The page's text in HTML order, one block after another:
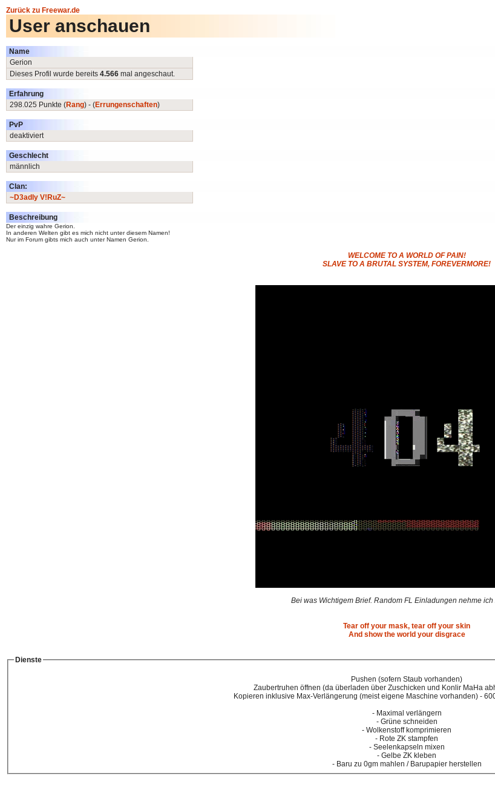
Zurück zu Freewar.de
User anschauen
Name
Gerion
Dieses Profil wurde bereits 4.566 mal angeschaut.
Erfahrung
298.025 Punkte (Rang) - (Errungenschaften)
PvP
deaktiviert
Geschlecht
männlich
Clan:
~D3adly V!RuZ~
Beschreibung
Der einzig wahre Gerion.
In anderen Welten gibt es mich nicht unter diesem Namen!
Nur im Forum gibts mich auch unter Namen Gerion.
WELCOME TO A WORLD OF PAIN!
SLAVE TO A BRUTAL SYSTEM, FOREVERMORE!
Bei was Wichtigem Brief. Random FL Einladungen nehme ich
Tear off your mask, tear off your skin
And show the world your disgrace
Dienste
Pushen (sofern Staub vorhanden)
Zaubertruhen öffnen (da überladen über Zuschicken und Konlir MaHa
Kopieren inklusive Max-Verlängerung (meist eigene Maschine vorhanden) -
- Maximal verlängern
- Grüne schneiden
- Wolkenstoff komprimieren
- Rote ZK stampfen
- Seelenkapseln mixen
- Gelbe ZK kleben
- Baru zu 0gm mahlen / Barupapier herstellen